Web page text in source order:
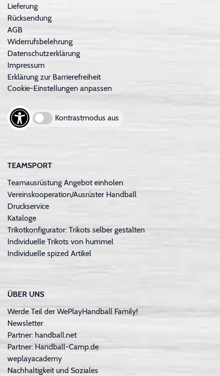
Lieferung
Rücksendung
AGB
Widerrufsbelehrung
Datenschutzerklärung
Impressum
Erklärung zur Barrierefreiheit
Cookie-Einstellungen anpassen
Kontrastmodus aus
TEAMSPORT
Teamausrüstung Angebot einholen
Vereinskooperation/Ausrüster Handball
Druckservice
Kataloge
Trikotkonfigurator: Trikots selber gestalten
Individuelle Trikots von hummel
Individuelle spized Artikel
ÜBER UNS
Werde Teil der WePlayHandball Family!
Newsletter
Partner: handball.net
Partner: Handball-Camp.de
weplayacademy
Nachhaltigkeit und Soziales